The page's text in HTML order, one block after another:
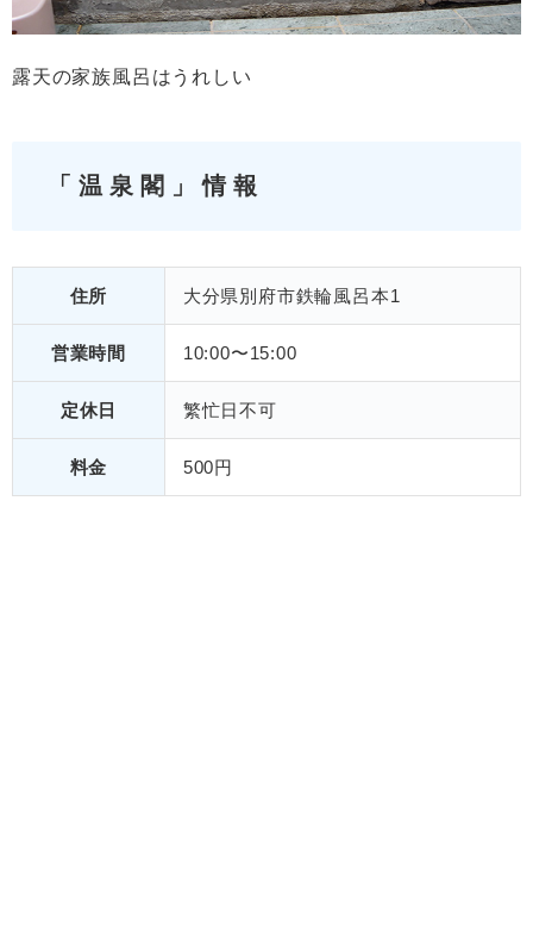
露天の家族風呂はうれしい
「温泉閣」情報
住所 大分県別府市鉄輪風呂本1
営業時間 10:00〜15:00
定休日 繁忙日不可
料金 500円